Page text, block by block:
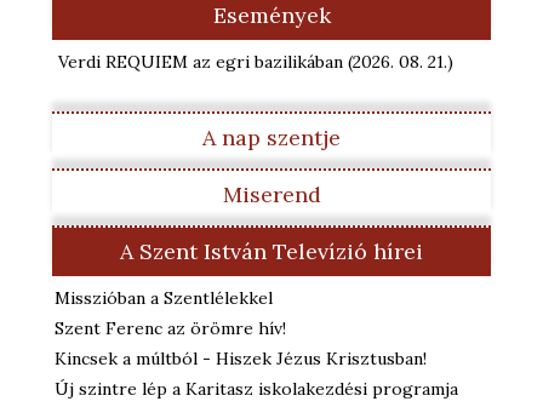
Események
Verdi REQUIEM az egri bazilikában (2026. 08. 21.)
A nap szentje
Miserend
A Szent István Televízió hírei
Misszióban a Szentlélekkel
Szent Ferenc az örömre hív!
Kincsek a múltból - Hiszek Jézus Krisztusban!
Új szintre lép a Karitasz iskolakezdési programja